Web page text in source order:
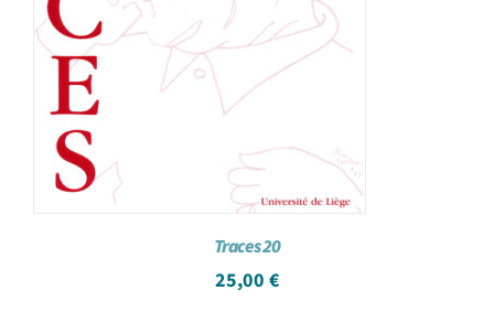
Traces 20
25,00 €